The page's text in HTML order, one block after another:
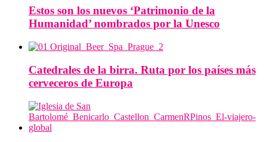
Estos son los nuevos ‘Patrimonio de la
Humanidad’ nombrados por la Unesco
Catedrales de la birra. Ruta por los países más
cerveceros de Europa